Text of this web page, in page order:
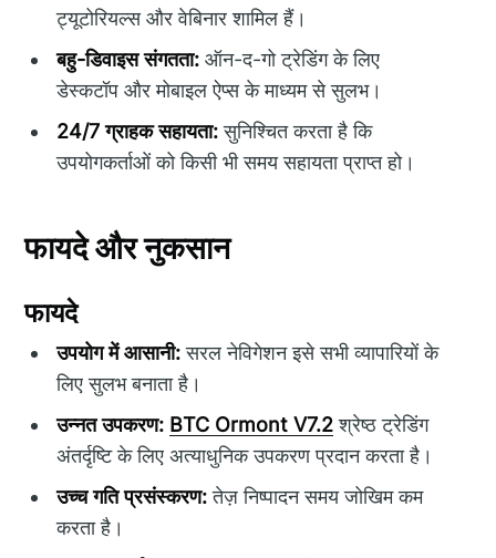
ट्यूटोरियल्स और वेबिनार शामिल हैं।
बहु-डिवाइस संगतता: ऑन-द-गो ट्रेडिंग के लिए
डेस्कटॉप और मोबाइल ऐप्स के माध्यम से सुलभ।
24/7 ग्राहक सहायता:सुनिश्चित करता है कि
उपयोगकर्ताओं को किसी भी समय सहायता प्राप्त हो।
फायदे और नुकसान
फायदे
उपयोग में आसानी:सरल नेविगेशन इसे सभी व्यापारियों के
लिए सुलभ बनाता है।
उन्नत उपकरण: BTC Ormont V7.2श्रेष्ठ ट्रेडिंग
अंतर्दृष्टि के लिए अत्याधुनिक उपकरण प्रदान करता है।
उच्च गति प्रसंस्करण:तेज़ निष्पादन समय जोखिम कम
करता है।